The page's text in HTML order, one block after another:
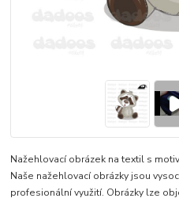
Nažehlovací obrázek na textil s
Naše nažehlovací obrázky jsou
profesionální využití. Obrázky lze